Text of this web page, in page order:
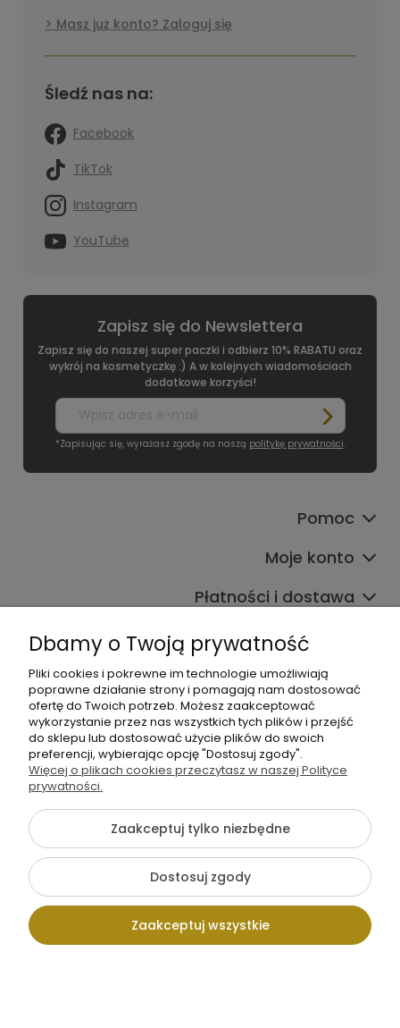
Masz już konto? Zaloguj się
Śledź nas na:
Facebook
TikTok
Instagram
YouTube
Zapisz się do Newslettera
Zapisz się do naszej super paczki i odbierz 10% RABATU oraz
wykrój na kosmetyczkę :) A w kolejnych wiadomościach
dodatkowe korzyści!
*Zapisując się, wyrażasz zgodę na naszą politykę prywatności.
Pomoc
Moje konto
Płatności i dostawa
Informacje
O nas
Pokaż pełną wersję strony
Sklep internetowy Shoper.pl
Dbamy o Twoją prywatność
Pliki cookies i pokrewne im technologie umożliwiają
poprawne działanie strony i pomagają nam dostosować
ofertę do Twoich potrzeb. Możesz zaakceptować
wykorzystanie przez nas wszystkich tych plików i przejść
do sklepu lub dostosować użycie plików do swoich
preferencji, wybierając opcję "Dostosuj zgody".
Więcej o plikach cookies przeczytasz w naszej Polityce
prywatności.
Zaakceptuj tylko niezbędne
Dostosuj zgody
Zaakceptuj wszystkie